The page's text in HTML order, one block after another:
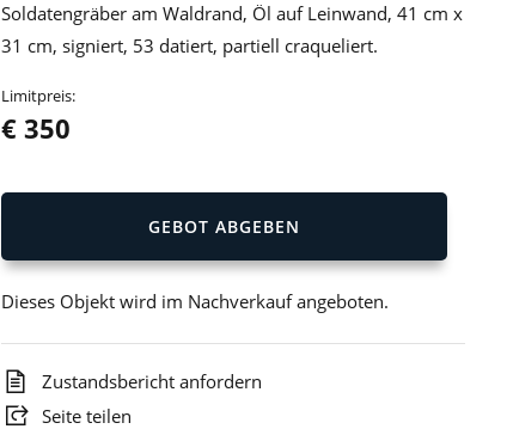
Soldatengräber am Waldrand, Öl auf Leinwand, 41 cm x
31 cm, signiert, 53 datiert, partiell craqueliert.
Limitpreis:
€ 350
GEBOT ABGEBEN
Dieses Objekt wird im Nachverkauf angeboten.
Zustandsbericht anfordern
Seite teilen